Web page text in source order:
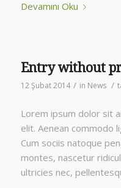
Devamını Oku
Entry without
12 Şubat 2014 / in News /
Lorem ipsum dolor sit
elit. Aenean commodo
Cum sociis natoque
montes, nascetur
ultricies nec,